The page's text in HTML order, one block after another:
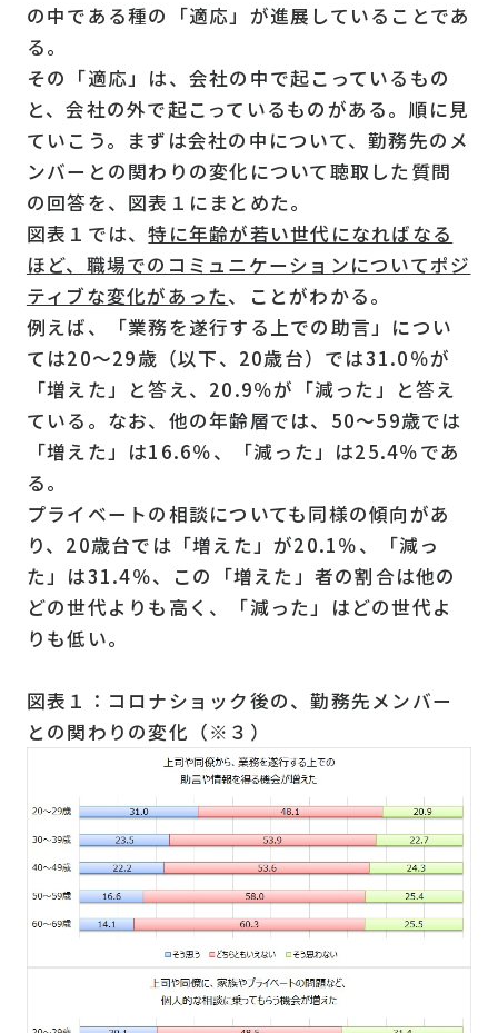
の中である種の「適応」が進展していることであ
る。
その「適応」は、会社の中で起こっているもの
と、会社の外で起こっているものがある。順に見
ていこう。まずは会社の中について、勤務先のメ
ンバーとの関わりの変化について聴取した質問
の回答を、図表１にまとめた。
図表１では、特に年齢が若い世代になればなる
ほど、職場でのコミュニケーションについてポジ
ティブな変化があった、ことがわかる。
例えば、「業務を遂行する上での助言」につい
ては20～29歳（以下、20歳台）では31.0％が
「増えた」と答え、20.9％が「減った」と答え
ている。なお、他の年齢層では、50～59歳では
「増えた」は16.6％、「減った」は25.4％であ
る。
プライベートの相談についても同様の傾向があ
り、20歳台では「増えた」が20.1％、「減っ
た」は31.4％、この「増えた」者の割合は他の
どの世代よりも高く、「減った」はどの世代よ
りも低い。
図表１：コロナショック後の、勤務先メンバー
との関わりの変化（※３）